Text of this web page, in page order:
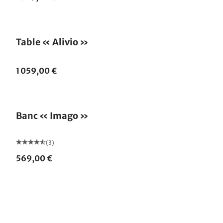
Table « Alivio »
1 059,00 €
Banc « Imago »
(3)
569,00 €